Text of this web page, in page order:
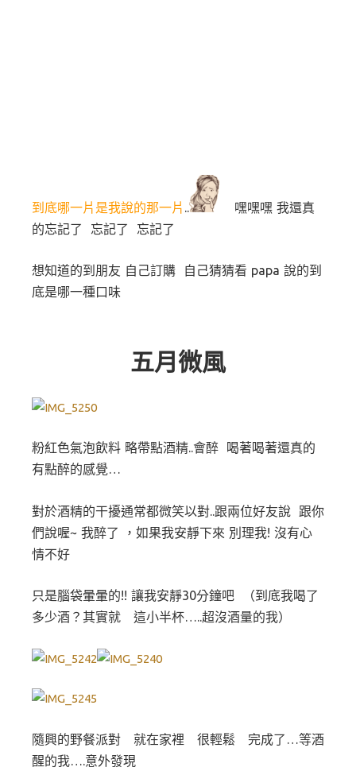
到底哪一片是我說的那一片
嘿嘿嘿 我還真
的忘記了 忘記了 忘記了
想知道的到朋友 自己訂購 自己猜猜看 papa 說的到
底是哪一種口味
五月微風
粉紅色氣泡飲料 略帶點酒精..會醉 喝著喝著還真的
有點醉的感覺…
對於酒精的干擾通常都微笑以對..跟兩位好友說 跟你
們說喔~ 我醉了 ，如果我安靜下來 別理我! 沒有心
情不好
只是腦袋暈暈的!! 讓我安靜30分鐘吧 （到底我喝了
多少酒？其實就 這小半杯…..超沒酒量的我）
隨興的野餐派對 就在家裡 很輕鬆 完成了…等酒
醒的我….意外發現